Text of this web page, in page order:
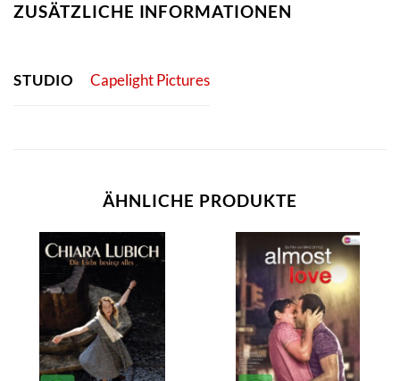
ZUSÄTZLICHE INFORMATIONEN
STUDIO Capelight Pictures
ÄHNLICHE PRODUKTE